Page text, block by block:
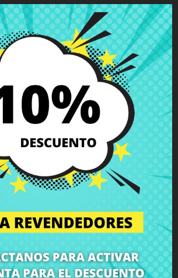
Descripción
Detalles del producto
Grados
Lenovo G40-30
Lenovo G40-30 G40-45 G40-70al